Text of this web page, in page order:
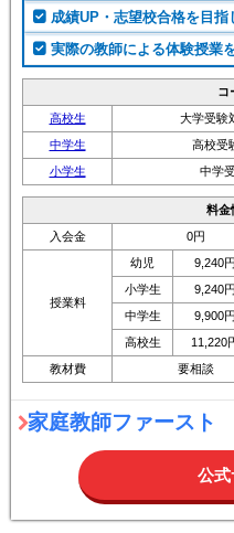
成績UP・志望校合格を目指
実際の教師による体験授業
コ
高校生
大学受験
中学生
高校受
小学生
中学
料金
入会金
0円
授業料
幼児
9,240
小学生
9,240
中学生
9,900
高校生
11,220
教材費
要相談
家庭教師ファースト
公